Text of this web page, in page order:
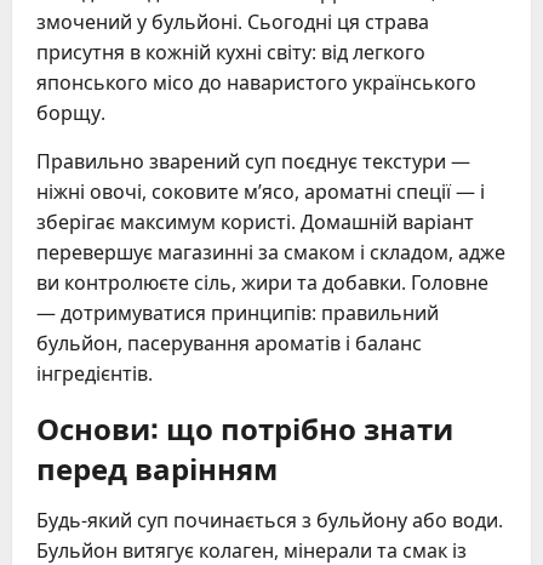
змочений у бульйоні. Сьогодні ця страва
присутня в кожній кухні світу: від легкого
японського місо до наваристого українського
борщу.
Правильно зварений суп поєднує текстури —
ніжні овочі, соковите м’ясо, ароматні спеції — і
зберігає максимум користі. Домашній варіант
перевершує магазинні за смаком і складом, адже
ви контролюєте сіль, жири та добавки. Головне
— дотримуватися принципів: правильний
бульйон, пасерування ароматів і баланс
інгредієнтів.
Основи: що потрібно знати
перед варінням
Будь-який суп починається з бульйону або води.
Бульйон витягує колаген, мінерали та смак із